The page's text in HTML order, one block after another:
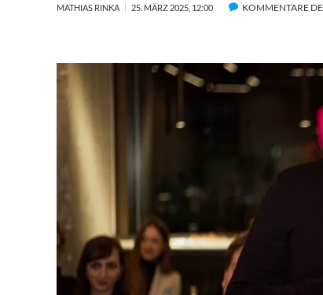
MATHIAS RINKA 25. MÄRZ 2025, 12:00 KOMMENTARE